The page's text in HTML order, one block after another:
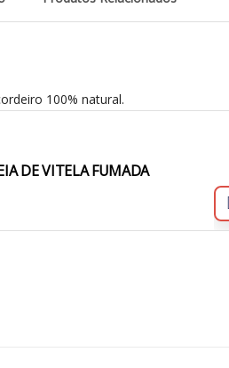
100% natural.
DE VITELA FUMADA